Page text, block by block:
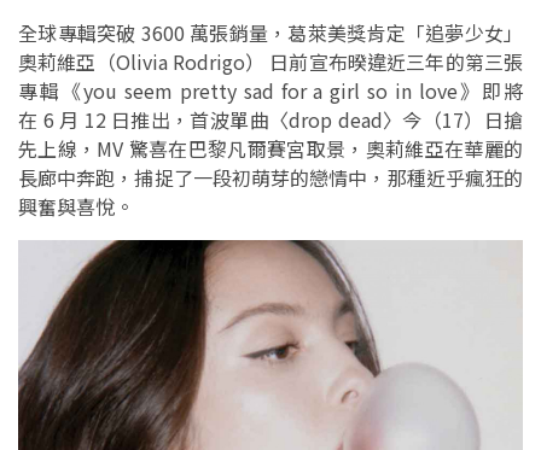
全球專輯突破 3600 萬張銷量，葛萊美獎肯定「追夢少女」
奧莉維亞（Olivia Rodrigo） 日前宣布暌違近三年的第三張
專輯《you seem pretty sad for a girl so in love》即將
在 6 月 12 日推出，首波單曲〈drop dead〉今（17）日搶
先上線，MV 驚喜在巴黎凡爾賽宮取景，奧莉維亞在華麗的
長廊中奔跑，捕捉了一段初萌芽的戀情中，那種近乎瘋狂的
興奮與喜悅。